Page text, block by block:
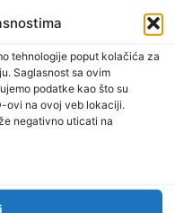
tehnologije poput kolačića za
Saglasnost sa ovim
podatke kao što su
ovi na ovoj veb lokaciji.
negativno uticati na
pripadaju.
Sljedeća vijest